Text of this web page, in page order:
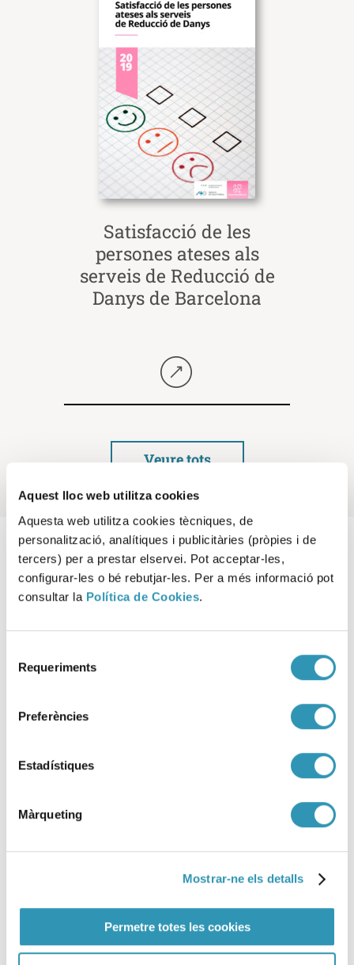
Aquest lloc web utilitza cookies
Aquesta web utilitza cookies tècniques, de
personalització, analítiques i publicitàries (pròpies i de
tercers) per a prestar elservei. Pot acceptar-les,
configurar-les o bé rebutjar-les. Per a més informació pot
consultar la Política de Cookies.
Requeriments
Preferències
Estadístiques
Màrqueting
Mostrar-ne els detalls
Permetre totes les cookies
Satisfacció de les
persones ateses als
serveis de Reducció de
Danys de Barcelona
Veure tots
Materials de suport i
referència
PIX programa per a
farmàcies 2018